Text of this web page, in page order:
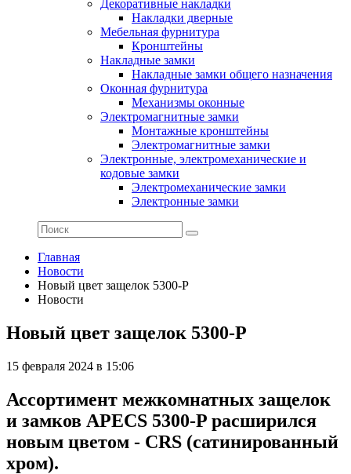
Декоративные накладки
Накладки дверные
Мебельная фурнитура
Кронштейны
Накладные замки
Накладные замки общего назначения
Оконная фурнитура
Механизмы оконные
Электромагнитные замки
Монтажные кронштейны
Электромагнитные замки
Электронные, электромеханические и
кодовые замки
Электромеханические замки
Электронные замки
Главная
Новости
Новый цвет защелок 5300-P
Новости
Новый цвет защелок 5300-P
15 февраля 2024 в 15:06
Ассортимент межкомнатных защелок
и замков APECS 5300-P расширился
новым цветом - CRS (сатинированный
хром).